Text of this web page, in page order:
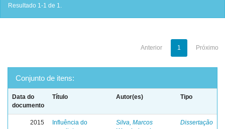
Resultado 1-1 de 1.
Anterior 1 Próximo
Conjunto de itens:
Data do
documento
Título Autor(es) Tipo
2015
Influência do
Silva, Marcos
Dissertação